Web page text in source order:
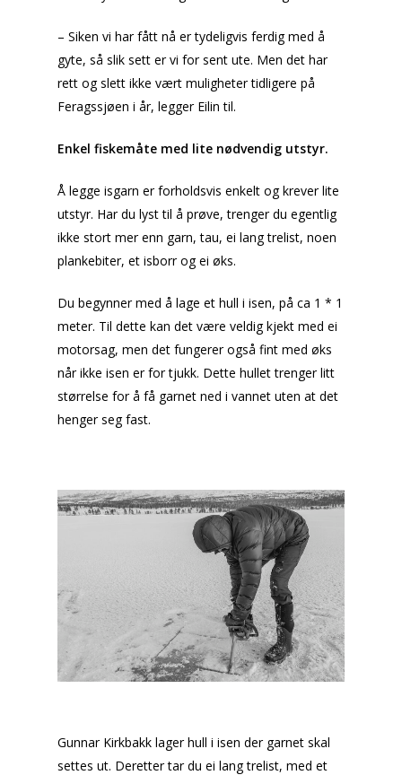
– Siken vi har fått nå er tydeligvis ferdig med å
gyte, så slik sett er vi for sent ute. Men det har
rett og slett ikke vært muligheter tidligere på
Feragssjøen i år, legger Eilin til.
Enkel fiskemåte med lite nødvendig utstyr.
Å legge isgarn er forholdsvis enkelt og krever lite
utstyr. Har du lyst til å prøve, trenger du egentlig
ikke stort mer enn garn, tau, ei lang trelist, noen
plankebiter, et isborr og ei øks.
Du begynner med å lage et hull i isen, på ca 1 * 1
meter. Til dette kan det være veldig kjekt med ei
motorsag, men det fungerer også fint med øks
når ikke isen er for tjukk. Dette hullet trenger litt
størrelse for å få garnet ned i vannet uten at det
henger seg fast.
Gunnar Kirkbakk lager hull i isen der garnet skal
settes ut. Deretter tar du ei lang trelist, med et